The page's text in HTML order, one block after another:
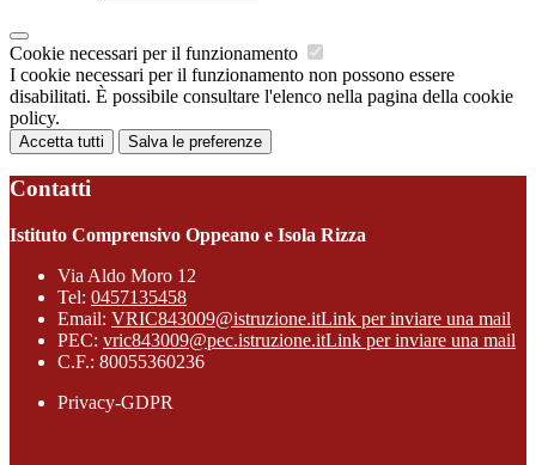
Cookie necessari per il funzionamento
I cookie necessari per il funzionamento non possono essere
disabilitati. È possibile consultare l'elenco nella pagina della cookie
policy.
Accetta tutti Salva le preferenze
Contatti
Istituto Comprensivo Oppeano e Isola Rizza
Via Aldo Moro 12
Tel: 0457135458
Email: VRIC843009@istruzione.itLink per inviare una mail
PEC: vric843009@pec.istruzione.itLink per inviare una mail
C.F.: 80055360236
Privacy-GDPR